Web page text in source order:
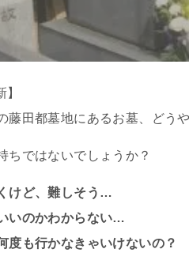
藤田都墓地にあるお墓、ど
ちではないでしょうか？
けど、難しそう…
いのかわからない…
度も行かなきゃいけないの？